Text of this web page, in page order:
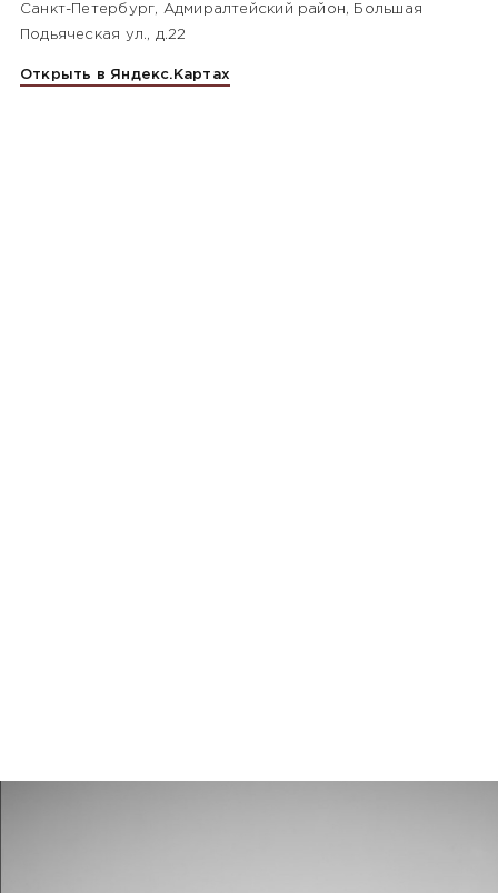
Санкт-Петербург, Адмиралтейский район, Большая
Подьяческая ул., д.22
Открыть в Яндекс.Картах